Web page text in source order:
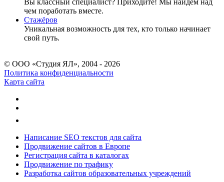
Вы классный специалист? Приходите! Мы найдем над
чем поработать вместе.
Стажёров
Уникальная возможность для тех, кто только начинает
свой путь.
© ООО «Студия ЯЛ», 2004 - 2026
Политика конфиденциальности
Карта сайта
Написание SEO текстов для сайта
Продвижение сайтов в Европе
Регистрация сайта в каталогах
Продвижение по трафику
Разработка сайтов образовательных учреждений